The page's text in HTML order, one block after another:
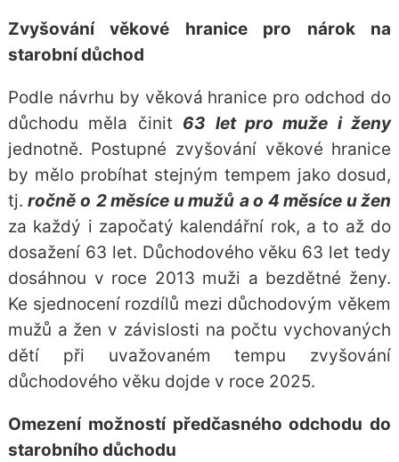
Zvyšování věkové hranice pro nárok na
starobní důchod
Podle návrhu by věková hranice pro odchod do
důchodu měla činit 63 let pro muže i ženy
jednotně. Postupné zvyšování věkové hranice
by mělo probíhat stejným tempem jako dosud,
tj.ročně o 2 měsíce u mužů a o 4 měsíce u žen
za každý i započatý kalendářní rok, a to až do
dosažení 63 let. Důchodového věku 63 let tedy
dosáhnou v roce 2013 muži a bezdětné ženy.
Ke sjednocení rozdílů mezi důchodovým věkem
mužů a žen v závislosti na počtu vychovaných
dětí při uvažovaném tempu zvyšování
důchodového věku dojde v roce 2025.
Omezení možností předčasného odchodu do
starobního důchodu